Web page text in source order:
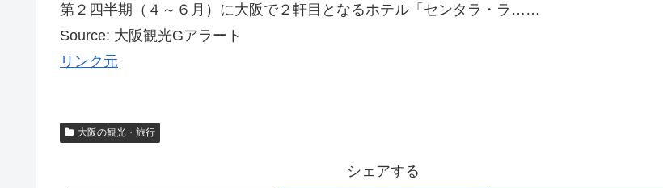
第２四半期（４～６月）に大阪で２軒目となるホテル「センタラ・ラ……
Source: 大阪観光Gアラート
リンク元
大阪の観光・旅行
シェアする